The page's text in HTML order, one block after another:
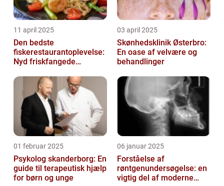
11 april 2025
Den bedste
fiskerestaurantoplevelse:
Nyd friskfangede
03 april 2025
Skønhedsklinik Østerbro:
En oase af velvære og
behandlinger
01 februar 2025
Psykolog skanderborg: En
guide til terapeutisk hjælp
for børn og unge
06 januar 2025
Forståelse af
røntgenundersøgelse: en
vigtig del af moderne